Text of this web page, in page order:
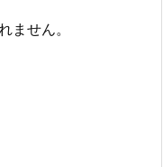
ません。